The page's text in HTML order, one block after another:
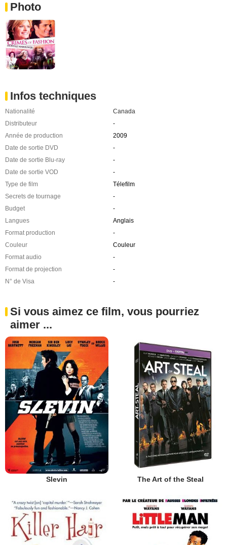
Photo
Infos techniques
Nationalité
Canada
Distributeur
-
Année de production
2009
Date de sortie DVD
-
Date de sortie Blu-ray
-
Date de sortie VOD
-
Type de film
Télefilm
Secrets de tournage
-
Budget
-
Langues
Anglais
Format production
-
Couleur
Couleur
Format audio
-
Format de projection
-
N° de Visa
-
Si vous aimez ce film, vous pourriez
aimer ...
Slevin The Art of the Steal